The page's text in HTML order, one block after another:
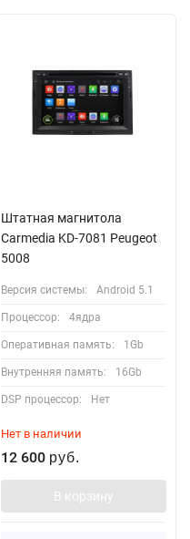
Штатная магнитола
Carmedia KD-7081 Peugeot
5008
Версия системы: Android 5.1
Процессор: 4ядра
Оперативная память: 1Gb
Внутренняя память: 16Gb
DSP процессор: Нет
Нет в наличии
12 600 руб.
В корзину